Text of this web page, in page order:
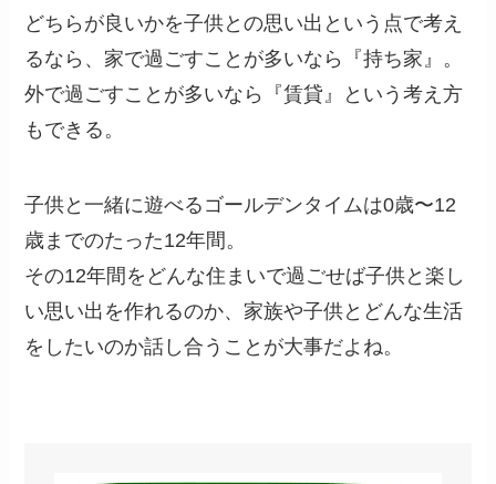
どちらが良いかを子供との思い出という点で考え
るなら、家で過ごすことが多いなら『持ち家』。
外で過ごすことが多いなら『賃貸』という考え方
もできる。
子供と一緒に遊べるゴールデンタイムは0歳〜12
歳までのたった12年間。
その12年間をどんな住まいで過ごせば子供と楽し
い思い出を作れるのか、家族や子供とどんな生活
をしたいのか話し合うことが大事だよね。